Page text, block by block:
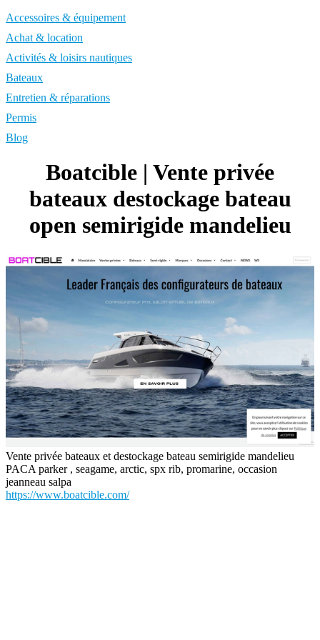
Accessoires & équipement
Achat & location
Activités & loisirs nautiques
Bateaux
Entretien & réparations
Permis
Blog
Boatcible | Vente privée
bateaux destockage bateau
open semirigide mandelieu
Vente privée bateaux et destockage bateau semirigide mandelieu
PACA parker , seagame, arctic, spx rib, promarine, occasion
jeanneau salpa
https://www.boatcible.com/